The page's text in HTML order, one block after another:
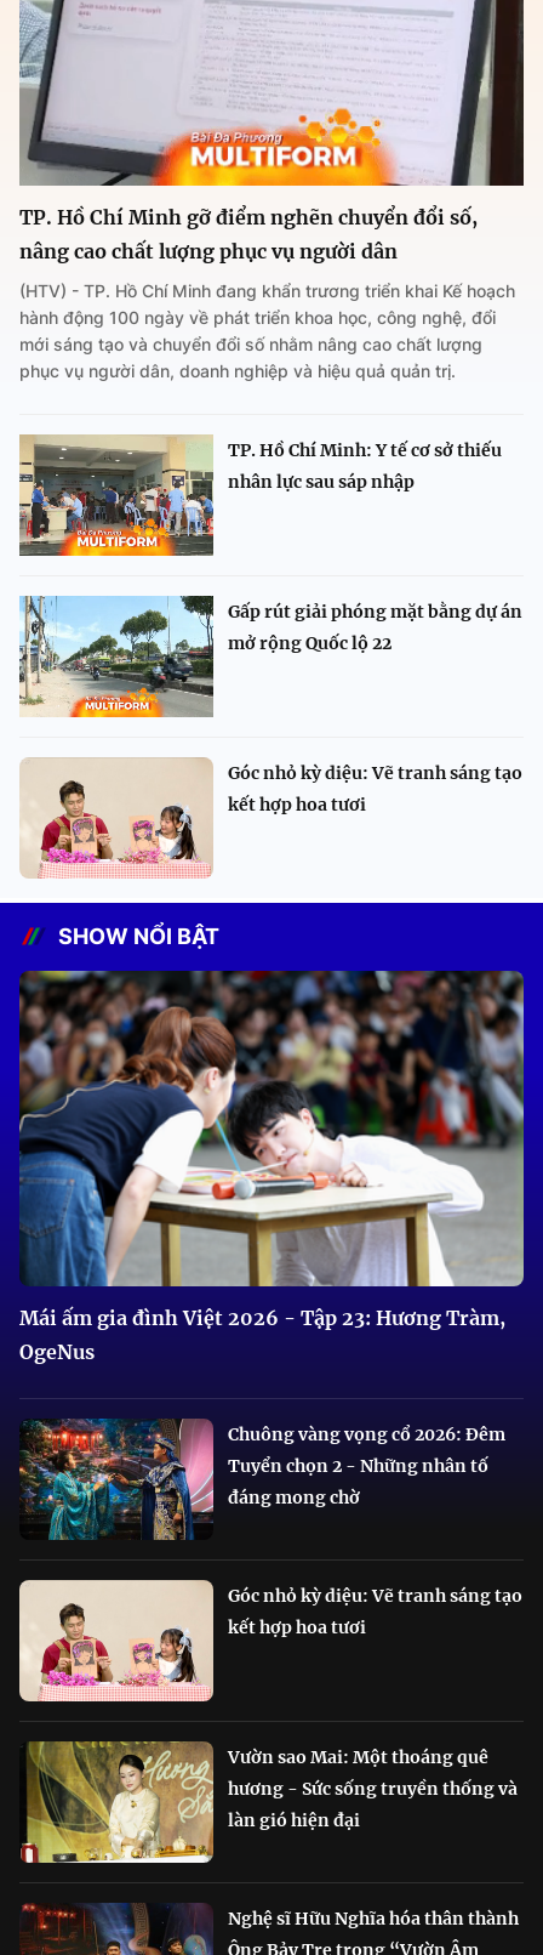
TP. Hồ Chí Minh gỡ điểm nghẽn chuyển đổi số,
nâng cao chất lượng phục vụ người dân
(HTV) - TP. Hồ Chí Minh đang khẩn trương triển khai Kế hoạch
hành động 100 ngày về phát triển khoa học, công nghệ, đổi
mới sáng tạo và chuyển đổi số nhằm nâng cao chất lượng
phục vụ người dân, doanh nghiệp và hiệu quả quản trị.
TP. Hồ Chí Minh: Y tế cơ sở thiếu
nhân lực sau sáp nhập
Gấp rút giải phóng mặt bằng dự án
mở rộng Quốc lộ 22
Góc nhỏ kỳ diệu: Vẽ tranh sáng tạo
kết hợp hoa tươi
SHOW NỔI BẬT
Mái ấm gia đình Việt 2026 - Tập 23: Hương Tràm,
OgeNus
Chuông vàng vọng cổ 2026: Đêm
Tuyển chọn 2 - Những nhân tố
đáng mong chờ
Góc nhỏ kỳ diệu: Vẽ tranh sáng tạo
kết hợp hoa tươi
Vườn sao Mai: Một thoáng quê
hương - Sức sống truyền thống và
làn gió hiện đại
Nghệ sĩ Hữu Nghĩa hóa thân thành
Ông Bảy Tre trong “Vườn Âm